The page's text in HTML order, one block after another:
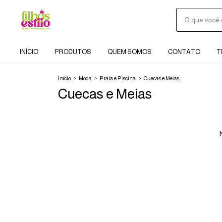
INÍCIO PRODUTOS QUEM SOMOS CONTATO
Início > Moda > Praia e Piscina > Cuecas e Meias
Cuecas e Meias